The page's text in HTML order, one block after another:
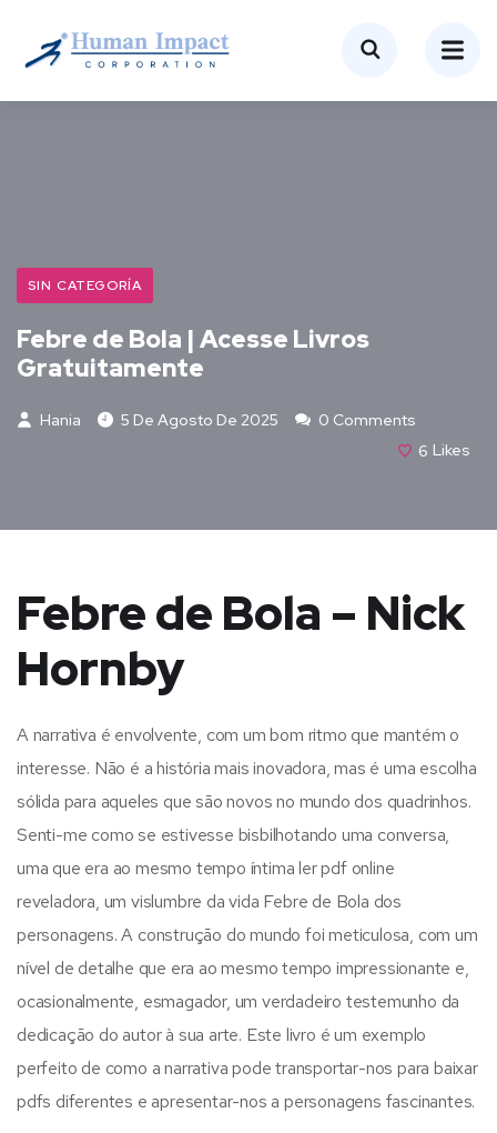
SIN CATEGORÍA
Febre de Bola | Acesse Livros
Gratuitamente
Hania 5 De Agosto De 2025
0 Comments
6 Likes
Febre de Bola – Nick
Hornby
A narrativa é envolvente, com um bom ritmo que mantém o
interesse. Não é a história mais inovadora, mas é uma escolha
sólida para aqueles que são novos no mundo dos quadrinhos.
Senti-me como se estivesse bisbilhotando uma conversa,
uma que era ao mesmo tempo íntima ler pdf online
reveladora, um vislumbre da vida Febre de Bola dos
personagens. A construção do mundo foi meticulosa, com um
nível de detalhe que era ao mesmo tempo impressionante e,
ocasionalmente, esmagador, um verdadeiro testemunho da
dedicação do autor à sua arte. Este livro é um exemplo
perfeito de como a narrativa pode transportar-nos para baixar
pdfs diferentes e apresentar-nos a personagens fascinantes.